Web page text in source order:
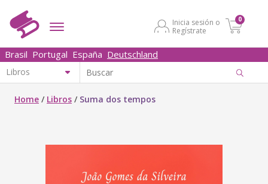
Inicia sesión o
Regístrate
0
Brasil Portugal España Deutschland
Home / Libros / Suma dos tempos